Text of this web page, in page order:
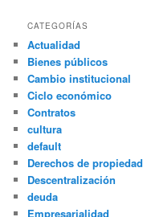
CATEGORÍAS
Actualidad
Bienes públicos
Cambio institucional
Ciclo económico
Contratos
cultura
default
Derechos de propiedad
Descentralización
deuda
Empresarialidad